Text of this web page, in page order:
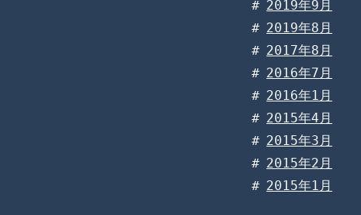
2019年9月
2019年8月
2017年8月
2016年7月
2016年1月
2015年4月
2015年3月
2015年2月
2015年1月